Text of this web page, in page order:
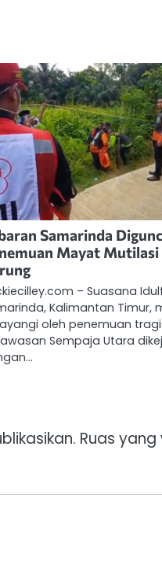
Samarinda
Mayat Mutilasi
– Suasana
Kalimantan Timur,
oleh penemuan
Sempaja Utara
Ruas